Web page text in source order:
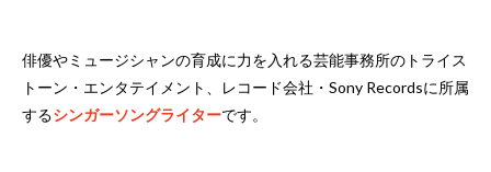
俳優やミュージシャンの育成に力を入れる芸能事務所のトライス
トーン・エンタテイメント、レコード会社・Sony Recordsに所属
するシンガーソングライターです。